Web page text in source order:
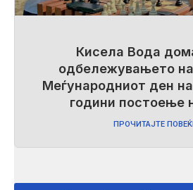
Кисела Вода
одбележувањето
Меѓународниот ден
години постоење
ПРОЧИТАЈТЕ